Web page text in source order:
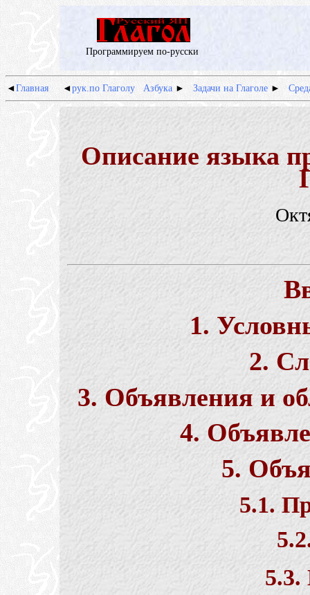
Программируем по-русски
◄Главная ◄рук.по Глаголу Азбука ► Задачи на Глаголе►
Описание языка
1.
2.
3. Объявления и
4.
5.
5.1.